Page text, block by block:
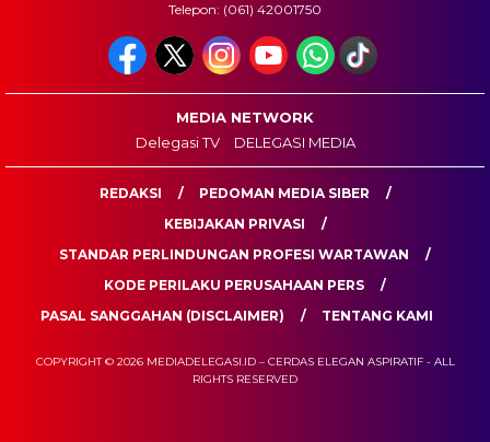
Telepon: (061) 42001750
MEDIA NETWORK
Delegasi TV
DELEGASI MEDIA
REDAKSI
PEDOMAN MEDIA SIBER
KEBIJAKAN PRIVASI
STANDAR PERLINDUNGAN PROFESI WARTAWAN
KODE PERILAKU PERUSAHAAN PERS
PASAL SANGGAHAN (DISCLAIMER)
TENTANG KAMI
COPYRIGHT © 2026 MEDIADELEGASI.ID – CERDAS ELEGAN ASPIRATIF - ALL
RIGHTS RESERVED